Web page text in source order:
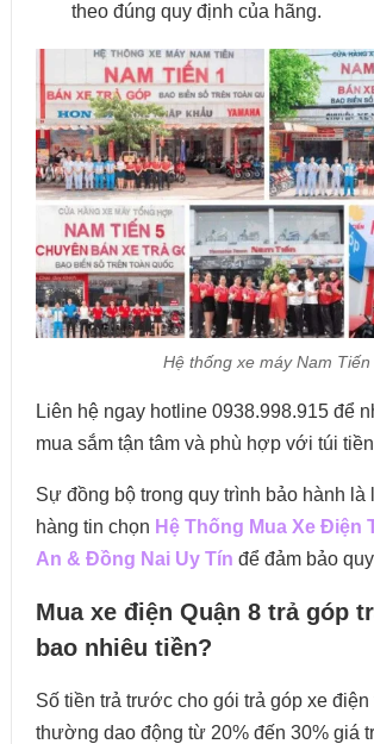
theo đúng quy định của hãng.
Hệ thống xe máy Nam Tiến
Liên hệ ngay hotline 0938.998.915 để
mua sắm tận tâm và phù hợp với túi
Sự đồng bộ trong quy trình bảo hành là
hàng tin chọn Hệ Thống Mua Xe Điện
An & Đồng Nai Uy Tín để đảm bảo
Mua xe điện Quận 8 trả góp
bao nhiêu tiền?
Số tiền trả trước cho gói trả góp xe điện
thường dao động từ 20% đến 30% giá